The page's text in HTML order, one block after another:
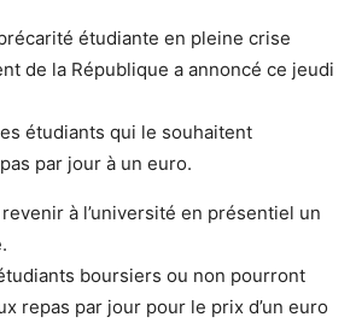
étudiante en pleine crise
de la République a annoncé ce jeudi
étudiants qui le souhaitent
par jour à un euro.
à l’université en présentiel un
boursiers ou non pourront
repas par jour pour le prix d’un euro